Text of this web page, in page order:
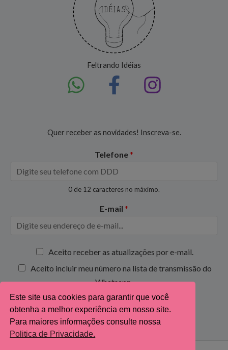
Feltrando Idéias
Quer receber as novidades! Inscreva-se.
Telefone *
0 de 12 caracteres no máximo.
E-mail *
x
s
d
e
s
Aceito receber as atualizações por e-mail.
Aceito incluir meu número na lista de transmissão do
Whatsapp.
Inscrever-se
Este site usa cookies para garantir que você
obtenha a melhor experiência em nosso site.
Para maiores informações consulte nossa
Politica de Privacidade.